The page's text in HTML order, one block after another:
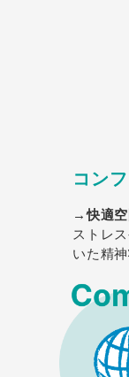
コン
→快適空
ストレ
いた精